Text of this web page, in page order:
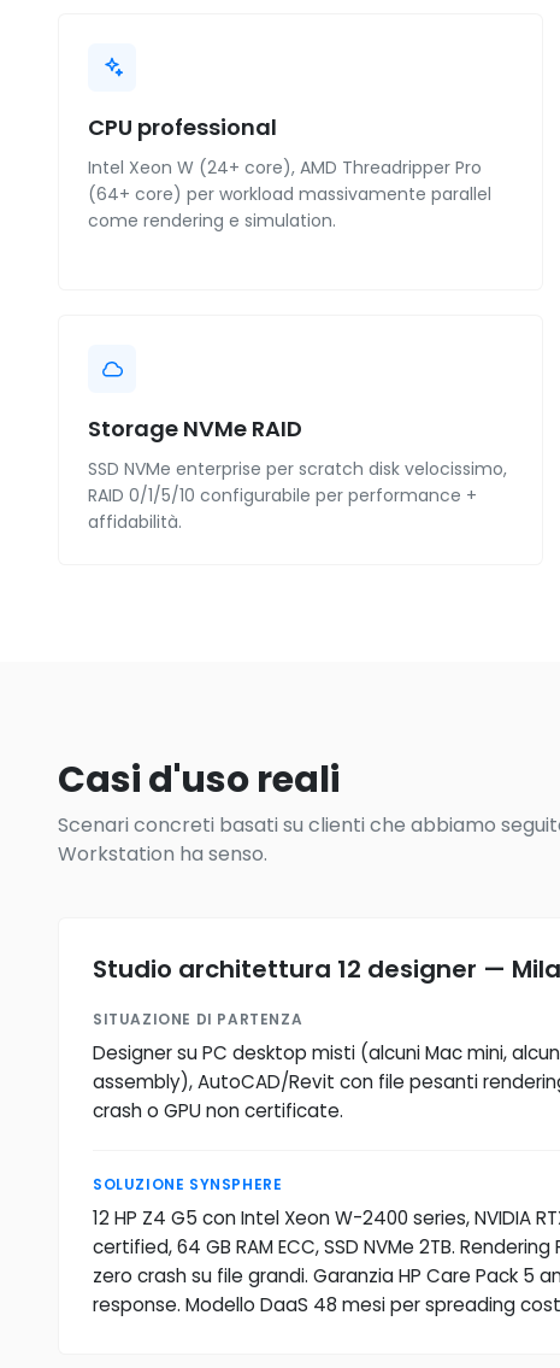
CPU professional
Intel Xeon W (24+ core), AMD Threadripper Pro
(64+ core) per workload massivamente parallel
come rendering e simulation.
Storage NVMe RAID
SSD NVMe enterprise per scratch disk velocissimo,
RAID 0/1/5/10 configurabile per performance +
affidabilità.
Casi d'uso reali
Scenari concreti basati su clienti che abbiamo
Workstation ha senso.
Studio architettura 12 designer —
SITUAZIONE DI PARTENZA
Designer su PC desktop misti (alcuni Mac mini,
assembly), AutoCAD/Revit con file pesanti
crash o GPU non certificate.
SOLUZIONE SYNSPHERE
12 HP Z4 G5 con Intel Xeon W-2400 series, NVIDIA
certified, 64 GB RAM ECC, SSD NVMe 2TB.
zero crash su file grandi. Garanzia HP Care Pack 5
response. Modello DaaS 48 mesi per spreading